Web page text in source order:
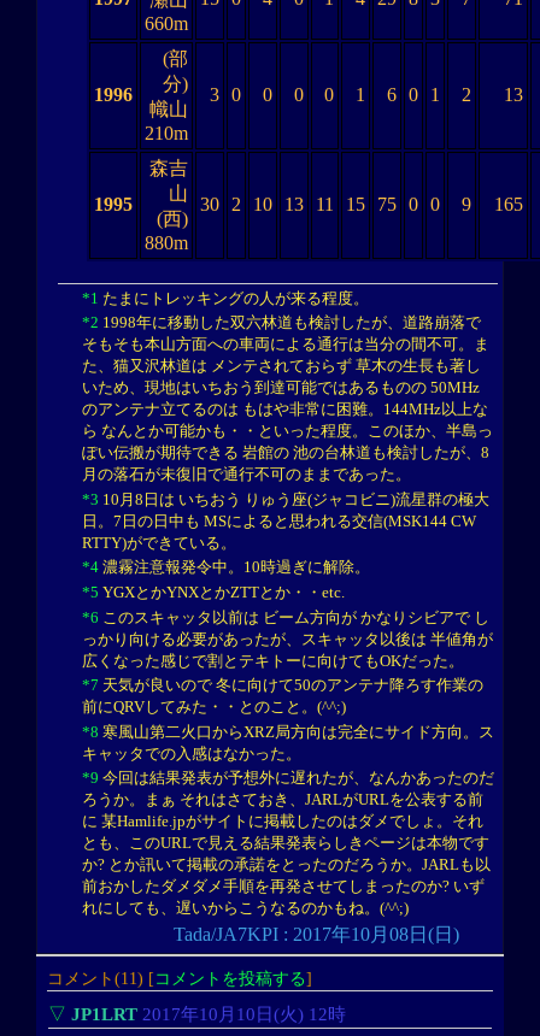
660m
1996
(部
分)
幟山
210m
3 0 0 0 0 1 6 0 1 2 13
1995
森吉
山
(西)
880m
30 2 10 13 11 15 75 0 0 9 165
*1 たまにトレッキングの人が来る程度。
*2 1998年に移動した双六林道も検討したが、道路崩落で
そもそも本山方面への車両による通行は当分の間不可。ま
た、猫又沢林道は メンテされておらず 草木の生長も著し
いため、現地はいちおう到達可能ではあるものの 50MHz
のアンテナ立てるのは もはや非常に困難。144MHz以上な
ら なんとか可能かも・・といった程度。このほか、半島っ
ぽい伝搬が期待できる 岩館の 池の台林道も検討したが、8
月の落石が未復旧で通行不可のままであった。
*3 10月8日は いちおう りゅう座(ジャコビニ)流星群の極大
日。7日の日中も MSによると思われる交信(MSK144 CW
RTTY)ができている。
*4濃霧注意報発令中。10時過ぎに解除。
*5 YGXとかYNXとかZTTとか・・etc.
*6 このスキャッタ以前は ビーム方向が かなりシビアで し
っかり向ける必要があったが、スキャッタ以後は 半値角が
広くなった感じで割とテキトーに向けてもOKだった。
*7 天気が良いので 冬に向けて50のアンテナ降ろす作業の
前にQRVしてみた・・とのこと。(^^;)
*8 寒風山第二火口からXRZ局方向は完全にサイド方向。ス
キャッタでの入感はなかった。
*9 今回は結果発表が予想外に遅れたが、なんかあったのだ
ろうか。まぁ それはさておき、JARLがURLを公表する前
に 某Hamlife.jpがサイトに掲載したのはダメでしょ。それ
とも、このURLで見える結果発表らしきページは本物です
か? とか訊いて掲載の承諾をとったのだろうか。JARLも以
前おかしたダメダメ手順を再発させてしまったのか? いず
れにしても、遅いからこうなるのかもね。(^^;)
Tada/JA7KPI : 2017年10月08日(日)
コメント(11) [コメントを投稿する]
▽ JP1LRT 2017年10月10日(火) 12時